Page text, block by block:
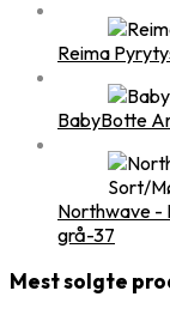
Reima
BabyBotte
Northwave -
grå-37
Mest solgte